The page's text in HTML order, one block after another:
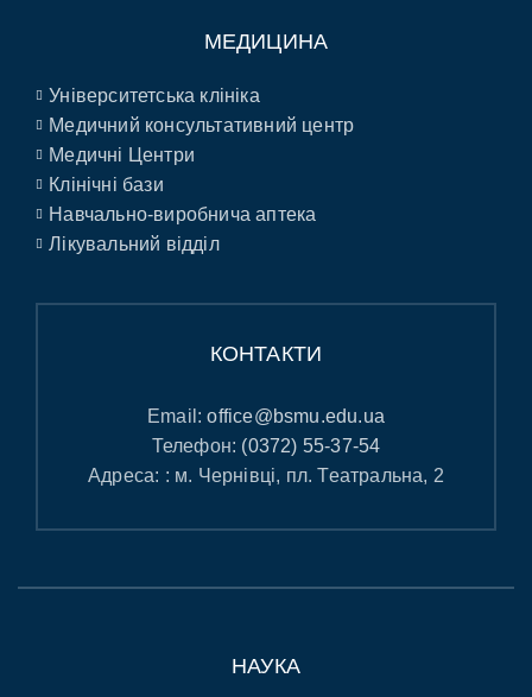
МЕДИЦИНА
Університетська клініка
Медичний консультативний центр
Медичні Центри
Клінічні бази
Навчально-виробнича аптека
Лікувальний відділ
КОНТАКТИ
Email:office@bsmu.edu.ua
Телефон: (0372) 55-37-54
Адреса: : м. Чернівці, пл. Театральна, 2
НАУКА